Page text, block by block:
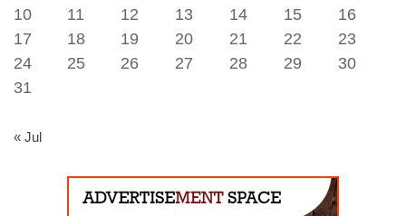
10
11 12 13 14 15
16
17
18 19 20 21 22
23
24
25 26 27 28 29
30
31
« Jul